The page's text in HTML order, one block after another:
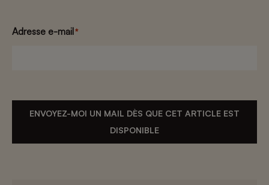
Adresse e-mail*
ENVOYEZ-MOI UN MAIL DÈS QUE CET ARTICLE EST
DISPONIBLE